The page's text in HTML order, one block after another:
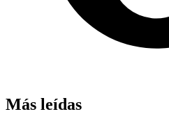
Más leídas